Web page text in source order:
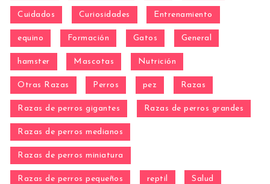
Cuidados Curiosidades Entrenamiento
equino Formación Gatos General
hamster Mascotas Nutrición
Otras Razas Perros pez Razas
Razas de perros gigantes Razas de perros grandes
Razas de perros medianos
Razas de perros miniatura
Razas de perros pequeños reptil Salud